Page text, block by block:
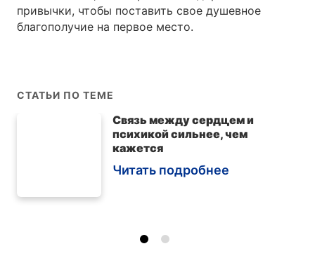
привычки, чтобы поставить свое душевное
благополучие на первое место.
СТАТЬИ ПО ТЕМЕ
Связь между сердцем и
психикой сильнее, чем
кажется
Читать подробнее